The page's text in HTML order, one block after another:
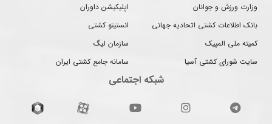
وزارت ورزش و جوانان
بانک اطلاعات کشتی اتحادیه جهانی
کمیته ملی المپیک
سایت شورای کشتی آسیا
اپلیکیشن داوران
انستیتو کشتی
سازمان لیگ
سامانه جامع کشتی ایران
شبکه اجتماعی